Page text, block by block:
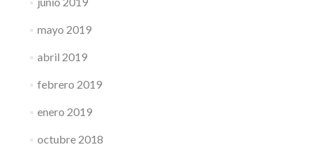
mayo 2019
abril 2019
febrero 2019
enero 2019
octubre 2018